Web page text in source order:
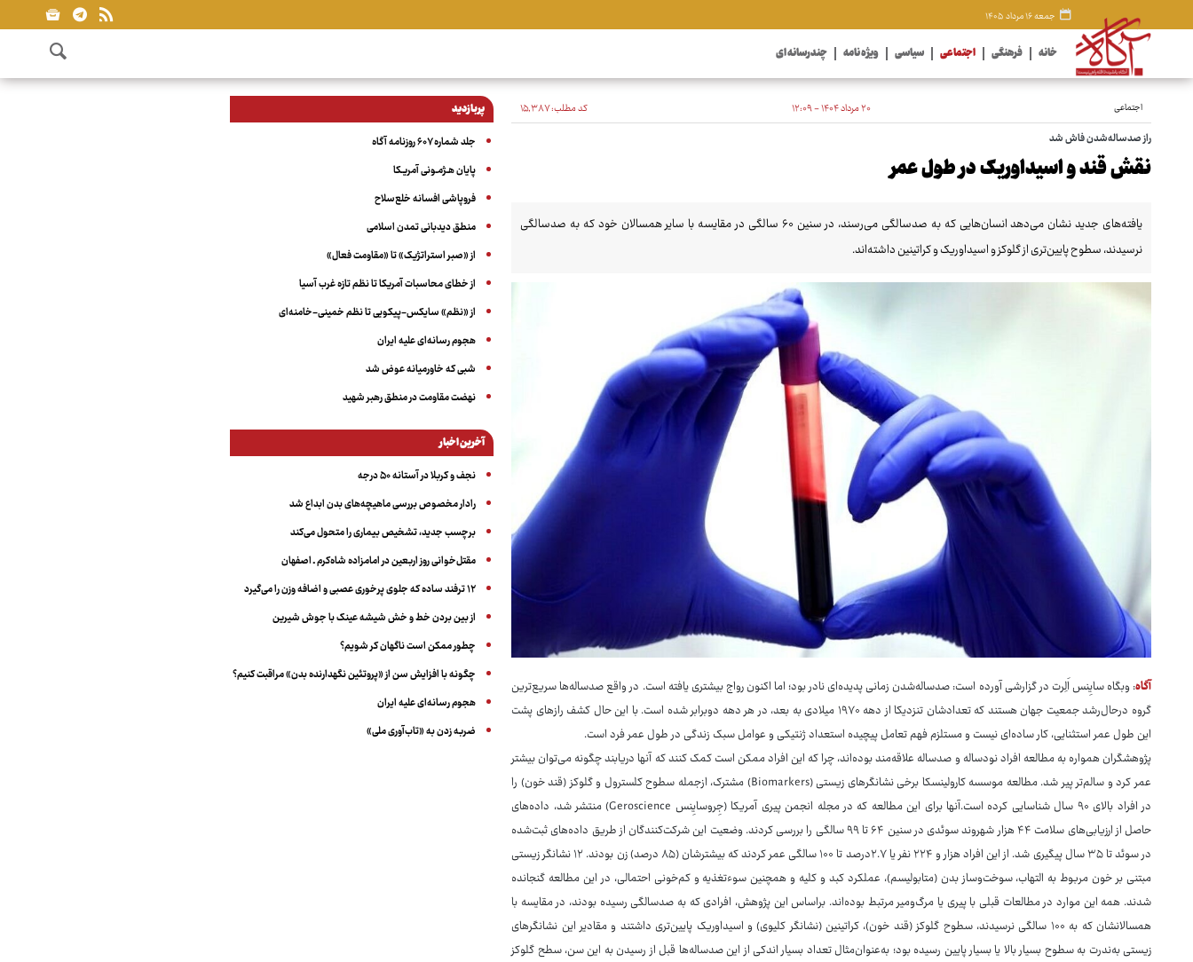
جمعه ۱۶ مرداد ۱۴۰۵
خانه فرهنگی اجتماعی سیاسی ویژه نامه چندرسانه ای
اجتماعی ۲۰ مرداد ۱۴۰۴ - ۱۲:۰۹ کد مطلب:۱۵٬۳۸۷
راز صدساله‌شدن فاش شد
نقش قند و اسیداوریک در طول عمر
یافته‌های جدید نشان می‌دهد انسان‌هایی که به صدسالگی می‌رسند، در سنین ۶۰ سالگی در مقایسه با سایر همسالان خود که به صدسالگی
نرسیدند، سطوح پایین‌تری از گلوکز و اسیداوریک و کراتینین داشته‌اند.
آگاه: وبگاه سایِنس اَلِرت در گزارشی آورده است: صدساله‌شدن زمانی پدیده‌ای نادر بود؛ اما اکنون رواج بیشتری یافته است. در واقع صدساله‌ها سریع‌ترین
گروه درحال‌رشد جمعیت جهان هستند که تعدادشان تنزدیکا از دهه ۱۹۷۰ میلادی به بعد، در هر دهه دوبرابر شده است. با این حال کشف رازهای پشت
این طول عمر استثنایی، کار ساده‌ای نیست و مستلزم فهم تعامل پیچیده استعداد ژنتیکی و عوامل سبک زندگی در طول عمر فرد است.
پژوهشگران همواره به مطالعه افراد نودساله و صدساله علاقه‌مند بوده‌اند، چرا که این افراد ممکن است کمک کنند که آنها دریابند چگونه می‌توان بیشتر
عمر کرد و سالم‌تر پیر شد. مطالعه موسسه کارولینسکا برخی نشانگرهای زیستی (Biomarkers) مشترک، ازجمله سطوح کلسترول و گلوکز (قند خون) را
در افراد بالای ۹۰ سال شناسایی کرده است.آنها برای این مطالعه که در مجله انجمن پیری آمریکا (جِروسایِنس Geroscience) منتشر شد، داده‌های
حاصل از ارزیابی‌های سلامت ۴۴ هزار شهروند سوئدی در سنین ۶۴ تا ۹۹ سالگی را بررسی کردند. وضعیت این شرکت‌کنندگان از طریق داده‌های ثبت‌شده
در سوئد تا ۳۵ سال پیگیری شد. از این افراد هزار و ۲۲۴ نفر یا ۲.۷‌درصد تا ۱۰۰ سالگی عمر کردند که بیشترشان (۸۵ درصد) زن بودند. ۱۲ نشانگر زیستی
مبتنی بر خون مربوط به التهاب، سوخت‌وساز بدن (متابولیسم)، عملکرد کبد و کلیه و همچنین سوءتغذیه و کم‌خونی احتمالی، در این مطالعه گنجانده
شدند. همه این موارد در مطالعات قبلی با پیری یا مرگ‌ومیر مرتبط بوده‌اند. براساس این پژوهش، افرادی که به صدسالگی رسیده بودند، در مقایسه با
همسالانشان که به ۱۰۰ سالگی نرسیدند، سطوح گلوکز (قند خون)، کراتینین (نشانگر کلیوی) و اسیداوریک پایین‌تری داشتند و مقادیر این نشانگرهای
زیستی به‌ندرت به سطوح بسیار بالا یا بسیار پایین رسیده بود؛ به‌عنوان‌مثال تعداد بسیار اندکی از این صدساله‌ها قبل از رسیدن به این سن، سطح گلوکز
پربازدید
جلد شماره ۶۰۷ روزنامه آگاه
پایان هـژمـونی آمریـکا
فروپاشی افسانه خلع‌سلاح
منطق دیدبانی تمدن اسلامی
از «صبر استراتژیک» تا «مقاومت فعال»
از خطای محاسبات آمریکا تا نظم تازه غرب آسیا
از «نظم» سایکس-پیکویی تا نظم خمینی-خامنه‌ای
هجوم رسانه‌ای علیه ایران
شبی که خاورمیانه عوض شد
نهضت مقاومت در منطق رهبر شهید
آخرین اخبار
نجف و کربلا در آستانه ۵۰ درجه
رادار مخصوص بررسی ماهیچه‌های بدن ابداع شد
برچسب جدید، تشخیص بیماری را متحول می‌کند
مقتل‌خوانی روز اربعین در امامزاده شاه‌کرم ـ اصفهان
۱۲ ترفند ساده که جلوی پرخوری عصبی و اضافه ‌وزن را می‌گیرد
از بین بردن خط و خش شیشه عینک با جوش شیرین
چطور ممکن است ناگهان کر شویم؟
چگونه با افزایش سن از «پروتئین نگهدارنده بدن» مراقبت کنیم؟
هجوم رسانه‌ای علیه ایران
ضربه زدن به «تاب‌آوری ملی»